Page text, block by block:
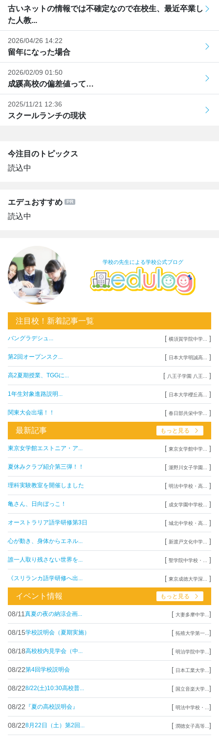
古いネットの情報では不確定なので在校生、最近卒業し
た人教...
2026/04/26 14:22
留年になった場合
2026/02/09 01:50
成蹊高校の偏差値って…
2025/11/21 12:36
スクールランチの現状
今注目のトピックス
読込中
エデュおすすめ
読込中
学校の先生による学校公式ブログ
注目校！新着記事一覧
バングラデシュ... [ 横須賀学院中学... ]
第2回オープンスク... [ 日本大学明誠高... ]
高2夏期授業、TGGに... [ 八王子学園 八王... ]
1年生対象進路説明... [ 日本大学櫻丘高... ]
関東大会出場！！ [ 春日部共栄中学... ]
最新記事 もっと見る
東京女学館エストニア・ア... [ 東京女学館中学... ]
夏休みクラブ紹介第三弾！！ [ 瀧野川女子学園... ]
理科実験教室を開催しました [ 明法中学校・高... ]
亀さん、日向ぼっこ！ [ 成女学園中学校... ]
オーストラリア語学研修第3日 [ 城北中学校・高... ]
心が動き、身体からエネル... [ 新渡戸文化中学... ]
誰一人取り残さない世界を... [ 聖学院中学校・... ]
《スリランカ語学研修へ出... [ 東京成徳大学深... ]
イベント情報 もっと見る
08/11 真夏の夜の納涼企画... [ 大妻多摩中学... ]
08/15学校説明会（夏期実施） [ 拓殖大学第一... ]
08/18高校校内見学会（中... [ 明治学院中学... ]
08/22第4回学校説明会 [ 日本工業大学... ]
08/228/22(土)10:30高校普... [ 国立音楽大学... ]
08/22 『夏の高校説明会』 [ 明法中学校・... ]
08/228月22日（土）第2回... [ 潤徳女子高等... ]